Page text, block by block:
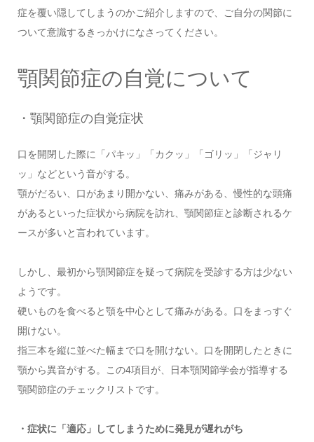
症を覆い隠してしまうのかご紹介しますので、ご自分の関節に
ついて意識するきっかけになさってください。
顎関節症の自覚について
・顎関節症の自覚症状
口を開閉した際に「パキッ」「カクッ」「ゴリッ」「ジャリ
ッ」などという音がする。
顎がだるい、口があまり開かない、痛みがある、慢性的な頭痛
があるといった症状から病院を訪れ、顎関節症と診断されるケ
ースが多いと言われています。
しかし、最初から顎関節症を疑って病院を受診する方は少ない
ようです。
硬いものを食べると顎を中心として痛みがある。口をまっすぐ
開けない。
指三本を縦に並べた幅まで口を開けない。口を開閉したときに
顎から異音がする。この4項目が、日本顎関節学会が指導する
顎関節症のチェックリストです。
・症状に「適応」してしまうために発見が遅れがち